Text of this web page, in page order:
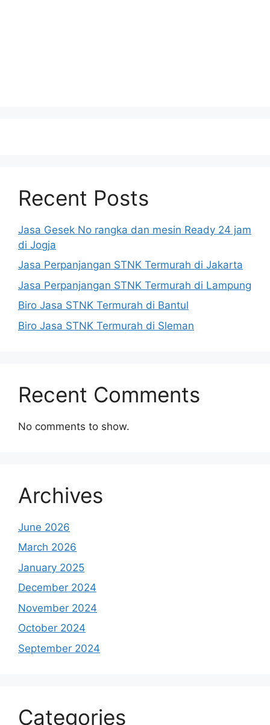
Recent Posts
Jasa Gesek No rangka dan mesin Ready 24 jam
di Jogja
Jasa Perpanjangan STNK Termurah di Jakarta
Jasa Perpanjangan STNK Termurah di Lampung
Biro Jasa STNK Termurah di Bantul
Biro Jasa STNK Termurah di Sleman
Recent Comments
No comments to show.
Archives
June 2026
March 2026
January 2025
December 2024
November 2024
October 2024
September 2024
Categories